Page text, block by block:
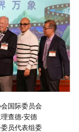
国际委员会
查德·安德
员代表组委